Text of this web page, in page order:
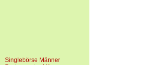
Singlebörse Männer